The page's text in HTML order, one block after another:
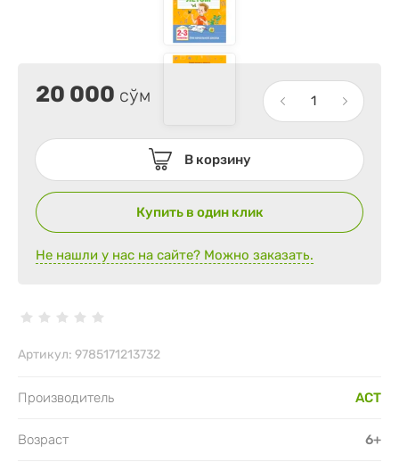
20 000 сўм
В корзину
Купить в один клик
Не нашли у нас на сайте? Можно заказать.
Артикул: 9785171213732
Производитель АСТ
Возраст 6+